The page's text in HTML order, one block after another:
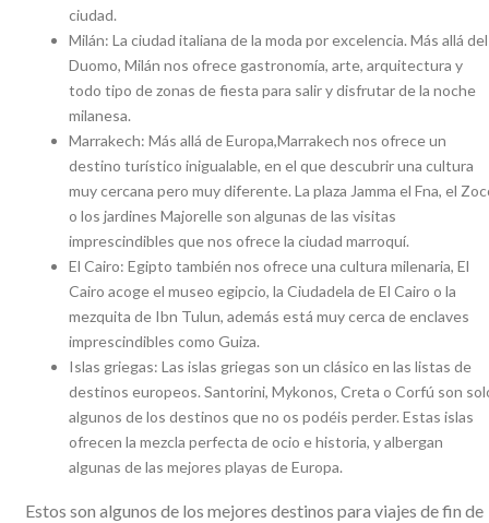
ciudad.
Milán: La ciudad italiana de la moda por excelencia. Más allá del
Duomo, Milán nos ofrece gastronomía, arte, arquitectura y
todo tipo de zonas de fiesta para salir y disfrutar de la noche
milanesa.
Marrakech: Más allá de Europa,Marrakech nos ofrece un
destino turístico inigualable, en el que descubrir una cultura
muy cercana pero muy diferente. La plaza Jamma el Fna, el
o los jardines Majorelle son algunas de las visitas
imprescindibles que nos ofrece la ciudad marroquí.
El Cairo: Egipto también nos ofrece una cultura milenaria, El
Cairo acoge el museo egipcio, la Ciudadela de El Cairo o la
mezquita de Ibn Tulun, además está muy cerca de enclaves
imprescindibles como Guiza.
Islas griegas: Las islas griegas son un clásico en las listas de
destinos europeos. Santorini, Mykonos, Creta o Corfú son
algunos de los destinos que no os podéis perder. Estas islas
ofrecen la mezcla perfecta de ocio e historia, y albergan
algunas de las mejores playas de Europa.
Estos son algunos de los mejores destinos para viajes de fin de